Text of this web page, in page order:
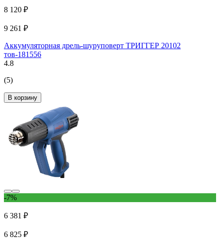
8 120 ₽
9 261 ₽
Аккумуляторная дрель-шуруповерт ТРИГГЕР 20102
тов-181556
4.8
(5)
В корзину
-7%
6 381 ₽
6 825 ₽